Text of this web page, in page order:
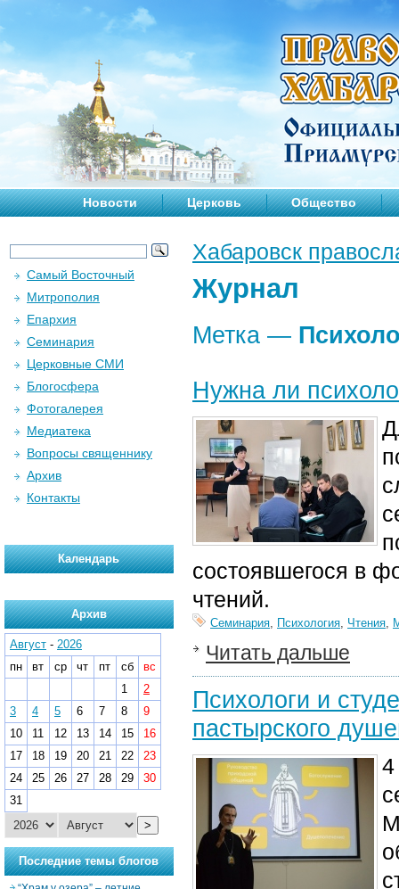
Новости Церковь Общество
Хабаровск
Журнал
Метка —
Нужна ли
состоявшегося в
чтений.
Семинария, Психология, Чтения,
Читать дальше
Психологи и
пастырского
4
Самый Восточный
Митрополия
Епархия
Семинария
Церковные СМИ
Блогосфера
Фотогалерея
Медиатека
Вопросы священнику
Архив
Контакты
Календарь
Архив
Август - 2026
пн
вт ср чт пт сб
вс
1
2
3
4 5 6 7 8
9
10
11 12 13 14 15
16
17
18 19 20 21 22
23
24
25 26 27 28 29
30
31
>
Последние темы блогов